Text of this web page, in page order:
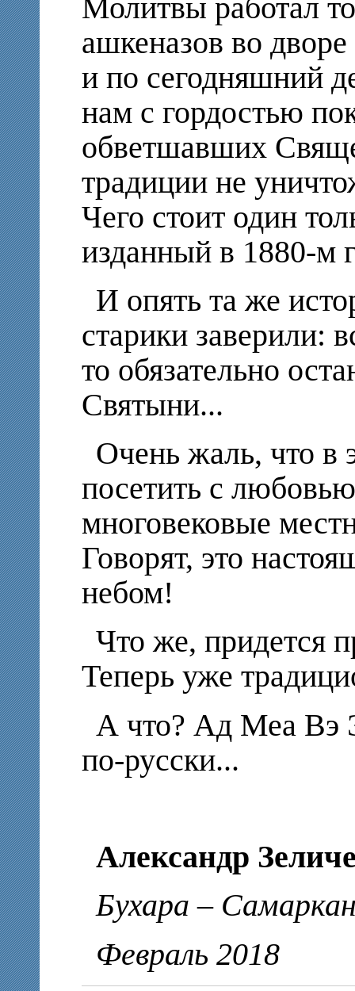
Молитвы работал
ашкеназов во
и по сегодняшний
нам с гордостью
обветшавших
традиции не
Чего стоит один
изданный в 1880-м
И опять та же
старики заверили:
то обязательно
Святыни...
Очень жаль, что в
посетить с
многовековые
Говорят, это
небом!
Что же, придется
Теперь уже
А что? Ад Меа Вэ
по-русски...
Александр
Бухара –
Февраль 2018